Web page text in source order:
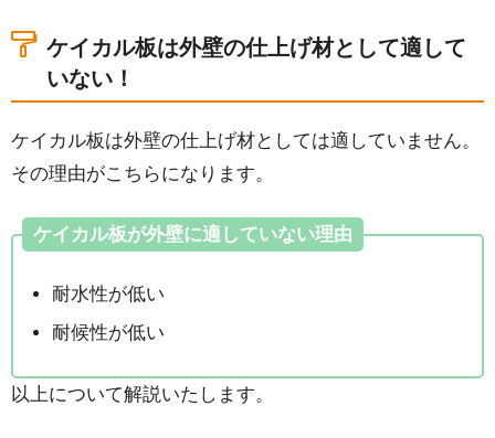
ケイカル板は外壁の仕上げ材として適して
いない！
ケイカル板は外壁の仕上げ材としては適していません。
その理由がこちらになります。
ケイカル板が外壁に適していない理由
耐水性が低い
耐候性が低い
以上について解説いたします。